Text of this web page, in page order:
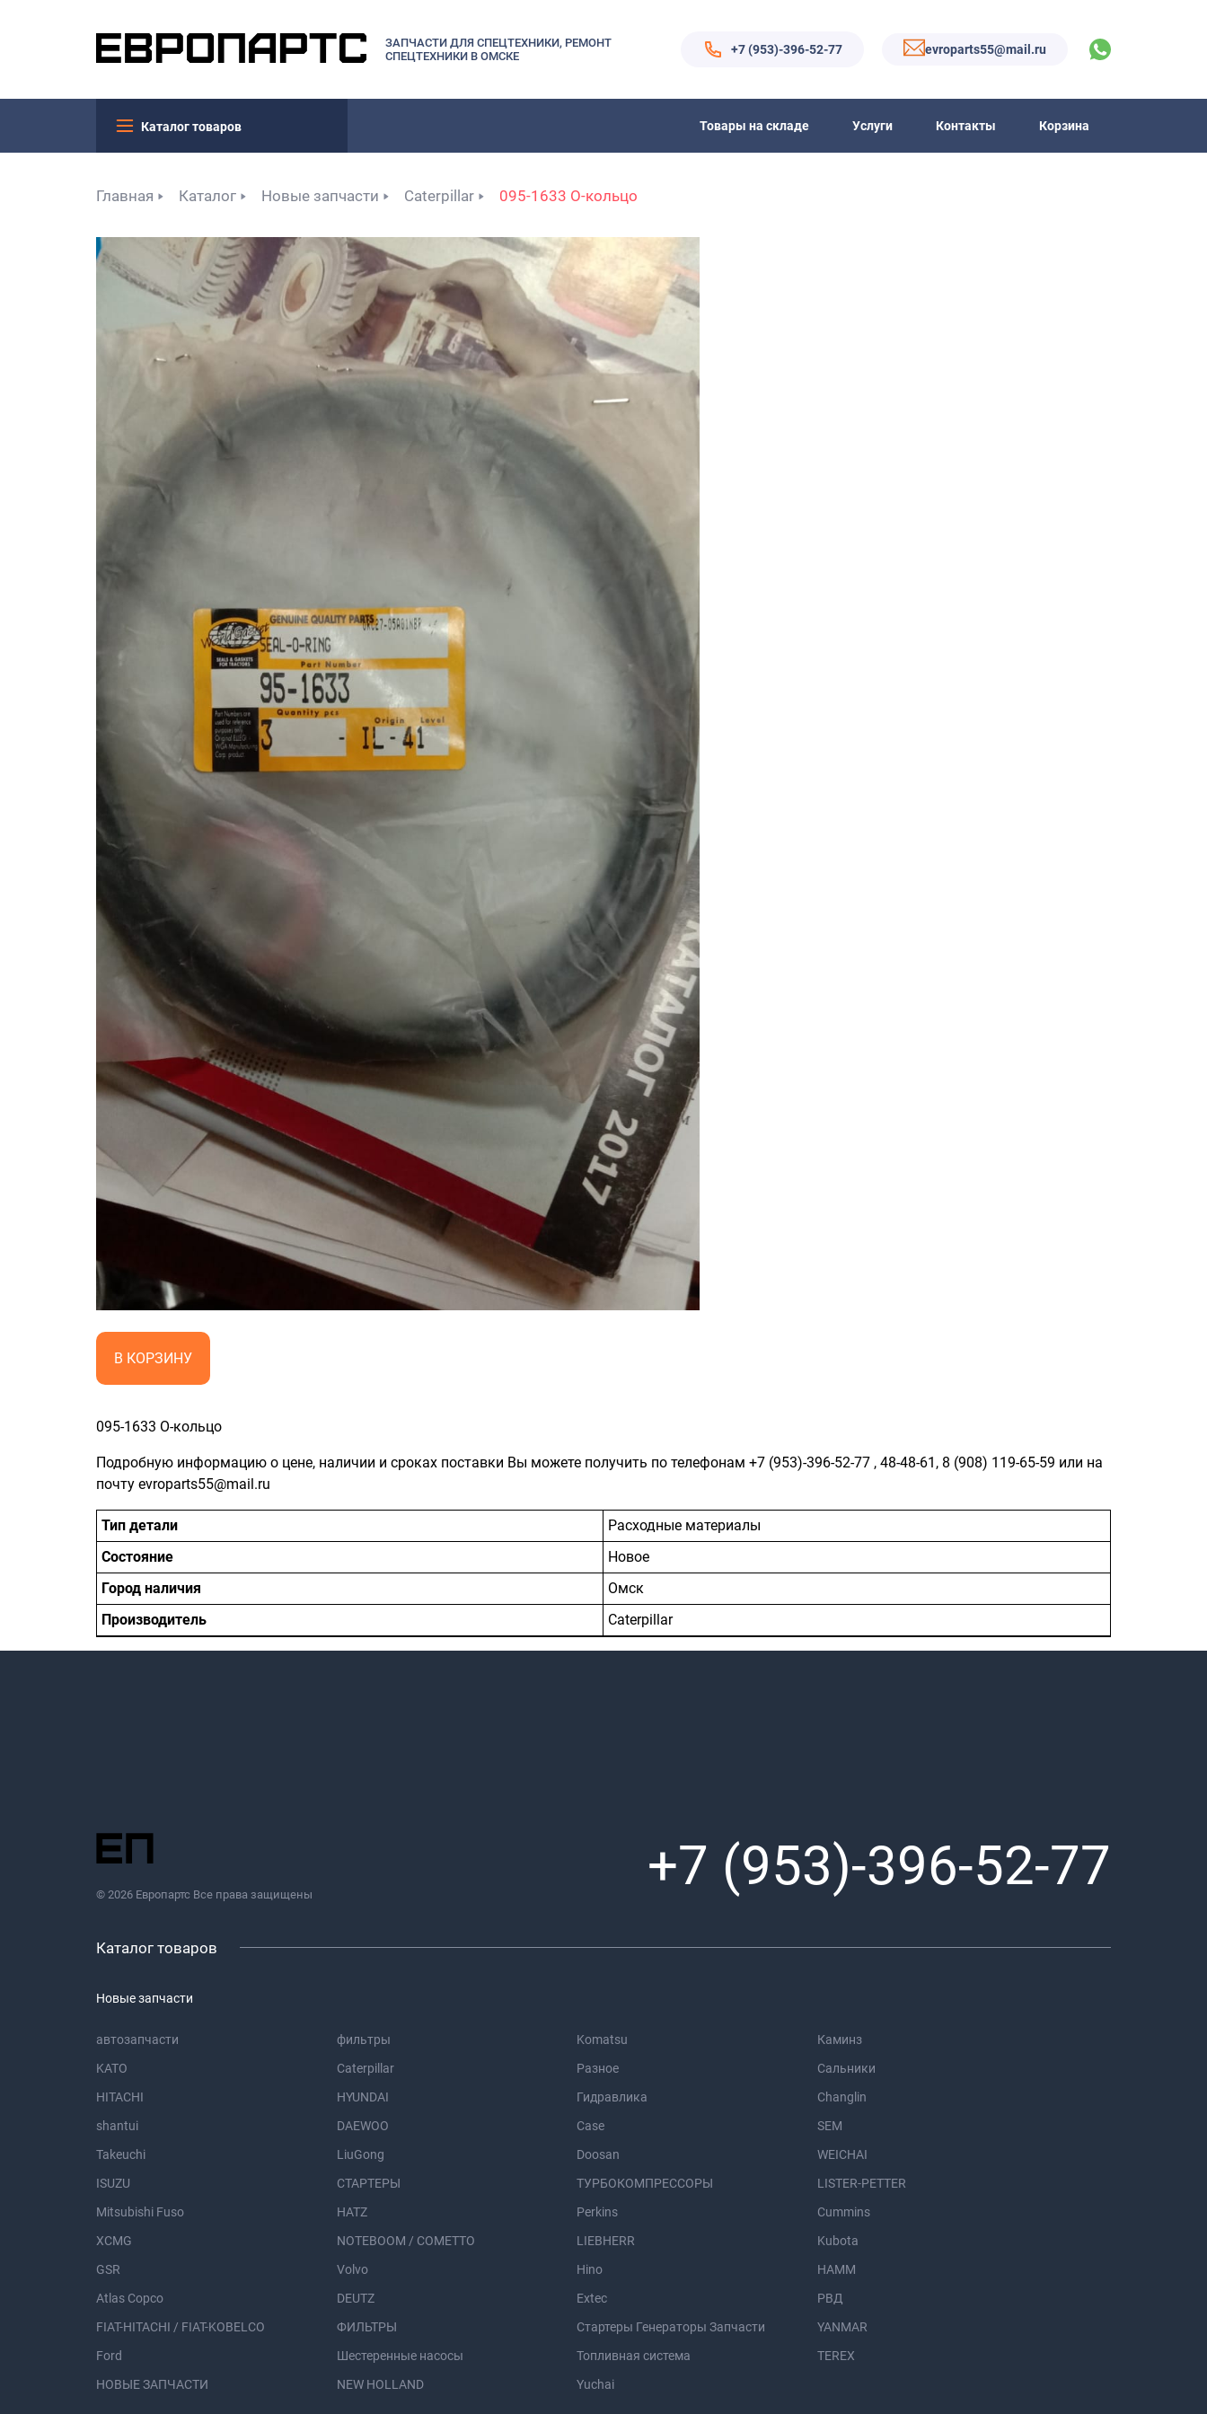
ЗАПЧАСТИ ДЛЯ СПЕЦТЕХНИКИ, РЕМОНТ
СПЕЦТЕХНИКИ В ОМСКЕ
+7 (953)-396-52-77 evroparts55@mail.ru
Каталог товаров Товары на складе Услуги Контакты Корзина
Главная Каталог Новые запчасти Caterpillar 095-1633 О-кольцо
В КОРЗИНУ
095-1633 О-кольцо
Подробную информацию о цене, наличии и сроках поставки Вы можете получить по телефонам +7 (953)-396-52-77 , 48-48-61 , 8 (908) 119-65-59 или на
почту evroparts55@mail.ru
Тип детали
Расходные материалы
Состояние
Новое
Город наличия
Омск
Производитель
Caterpillar
© 2026 Европартс Все права защищены +7 (953)-396-52-77
Каталог товаров
Новые запчасти
автозапчасти фильтры Komatsu
Каминз
KATO
Caterpillar Разное
Сальники
HITACHI
HYUNDAI Гидравлика
Changlin
shantui
DAEWOO Case
SEM
Takeuchi
LiuGong Doosan
WEICHAI
ISUZU
СТАРТЕРЫ ТУРБОКОМПРЕССОРЫ
LISTER-PETTER
Mitsubishi Fuso
HATZ Perkins
Cummins
XCMG
NOTEBOOM / COMETTO LIEBHERR
Kubota
GSR
Volvo Hino
HAMM
Atlas Copco
DEUTZ Extec
РВД
FIAT-HITACHI / FIAT-KOBELCO
ФИЛЬТРЫ Стартеры Генераторы Запчасти
YANMAR
Ford
Шестеренные насосы Топливная система
TEREX
НОВЫЕ ЗАПЧАСТИ
NEW HOLLAND Yuchai